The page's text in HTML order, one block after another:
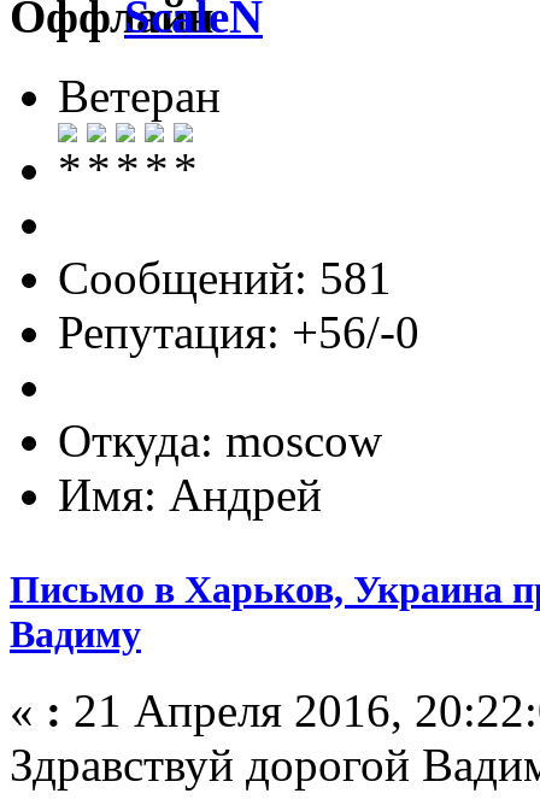
ScaleN
Ветеран
Сообщений: 581
Репутация: +56/-0
Откуда: moscow
Имя: Андрей
Письмо в Харьков, Украина
Вадиму
« : 21 Апреля 2016,
Здравствуй дорогой